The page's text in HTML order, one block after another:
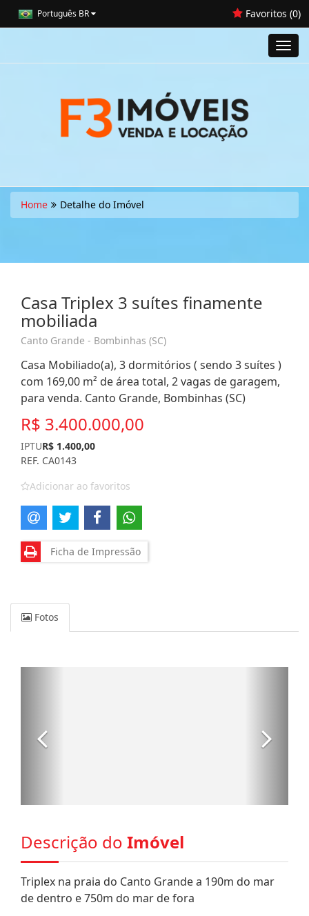
Português BR Favoritos (0)
Home Detalhe do Imóvel
Casa Triplex 3 suítes finamente
mobiliada
Canto Grande - Bombinhas (SC)
Casa Mobiliado(a), 3 dormitórios ( sendo 3 suítes )
com 169,00 m² de área total, 2 vagas de garagem,
para venda. Canto Grande, Bombinhas (SC)
R$ 3.400.000,00
IPTUR$ 1.400,00
REF. CA0143
Adicionar ao favoritos
Ficha de Impressão
Fotos
Descrição do Imóvel
Triplex na praia do Canto Grande a 190m do mar
de dentro e 750m do mar de fora